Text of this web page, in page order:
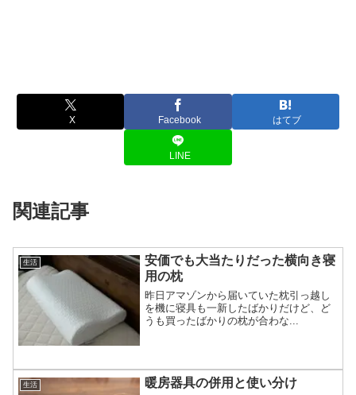
X Facebook はてブ
LINE
関連記事
生活
安価でも大当たりだった横向き寝
用の枕
昨日アマゾンから届いていた枕引っ越し
を機に寝具も一新したばかりだけど、ど
うも買ったばかりの枕が合わな...
生活 暖房器具の併用と使い分け